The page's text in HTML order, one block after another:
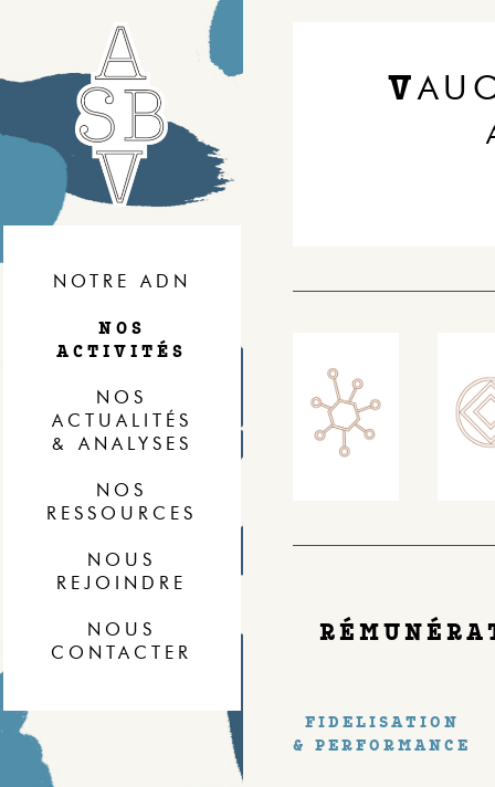
NOTRE ADN
NOS
ACTIVITÉS
NOS
ACTUALITÉS
& ANALYSES
NOS
RESSOURCES
NOUS
REJOINDRE
NOUS
CONTACTER
V
FIDELISATION
& PERFORMANCE